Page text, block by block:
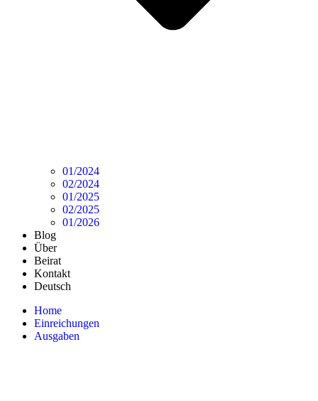
01/2024
02/2024
01/2025
02/2025
01/2026
Blog
Über
Beirat
Kontakt
Deutsch
Home
Einreichungen
Ausgaben